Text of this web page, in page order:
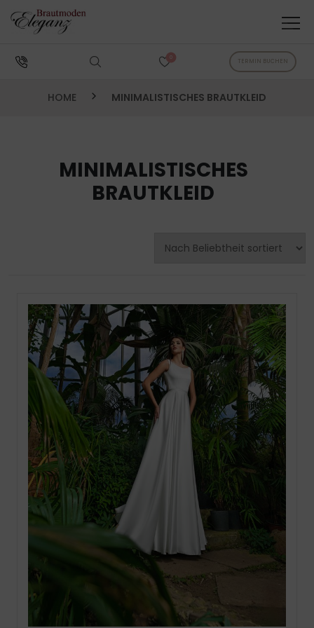
0
TERMIN BUCHEN
HOME MINIMALISTISCHES BRAUTKLEID
MINIMALISTISCHES
BRAUTKLEID